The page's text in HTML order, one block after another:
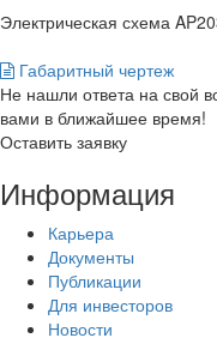
Электрическая схема
Габаритный чертеж
Не нашли ответа на свой
вами в ближайшее время!
Оставить заявку
Информация
Карьера
Документы
Публикации
Для инвесторов
Новости